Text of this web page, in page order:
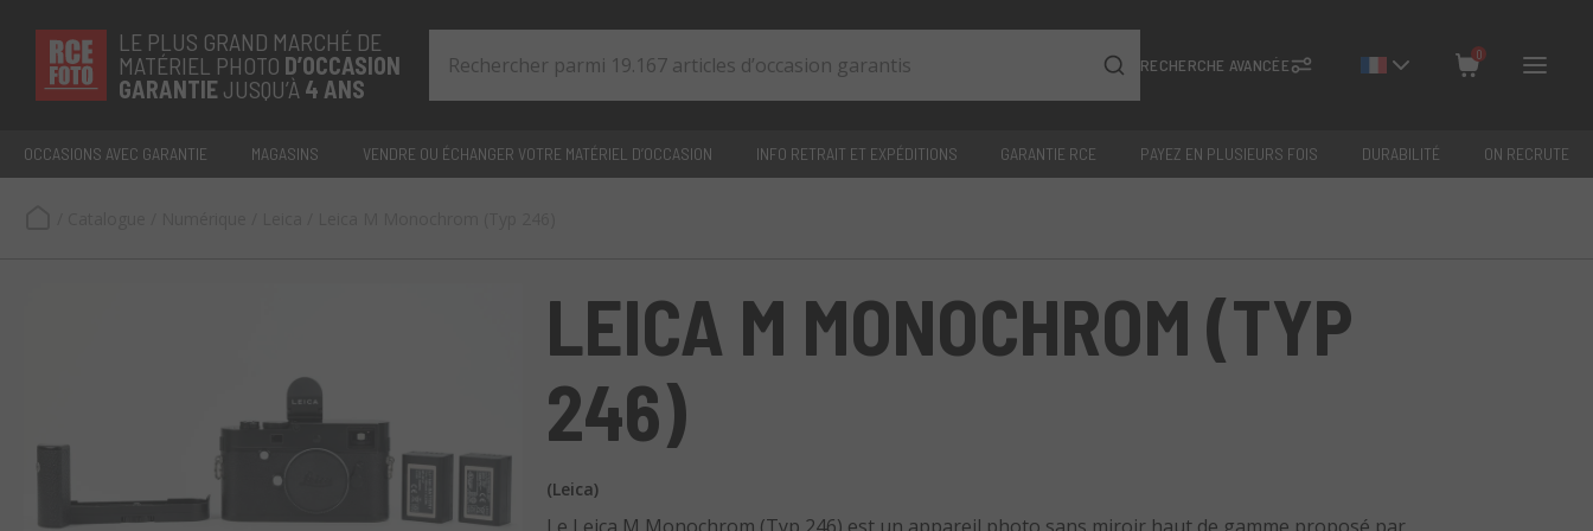
LE PLUS GRAND MARCHÉ DE
MATÉRIEL PHOTO D’OCCASION
GARANTIE JUSQU’À 4 ANS
RECHERCHE AVANCÉE
0
Fermer
OCCASIONS AVEC GARANTIE MAGASINS VENDRE OU ÉCHANGER VOTRE MATÉRIEL D’OCCASION INFO RETRAIT ET EXPÉDITIONS GARANTIE RCE PAYEZ EN PLUSIEURS FOIS DURABILITÉ ON RECRUTE
LEICA M MONOCHROM (TYP
246)
(Leica)